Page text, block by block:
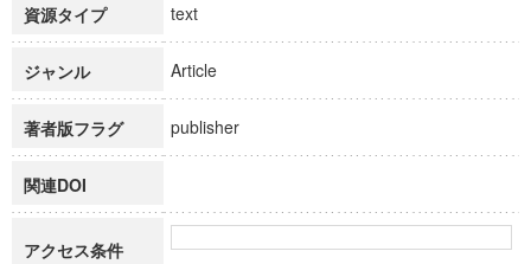
資源タイプ text
ジャンル Article
著者版フラグ publisher
関連DOI
アクセス条件